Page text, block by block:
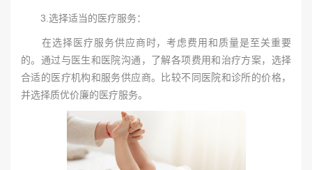
3.选择适当的医疗服务：
在选择医疗服务供应商时，考虑费用和质量是至关重要
的。通过与医生和医院沟通，了解各项费用和治疗方案，选择
合适的医疗机构和服务供应商。比较不同医院和诊所的价格，
并选择质优价廉的医疗服务。